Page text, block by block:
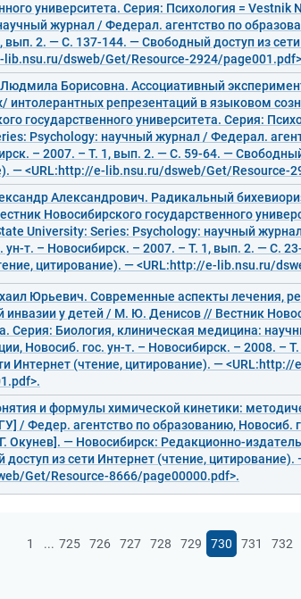
университета. Серия: Психология =
журнал / Федерал. агентство по
вып. 2. — С. 137-144. — Свободный доступ из
lib.nsu.ru/dsweb/Get/Resource-2924/
Борисовна. Ассоциативный
интолерантных репрезентаций в языковом
государственного университета. Серия:
Psychology: научный журнал / Федерал.
– 2007. – Т. 1, вып. 2. — С. 59-64. —
— <URL:http://e-lib.nsu.ru/dsweb/Get/Resource-
Александрович. Радикальный
Новосибирского государственного
University: Series: Psychology: научный
ун-т. – Новосибирск. – 2007. – Т. 1, вып. 2. — С.
цитирование). — <URL:http://e-lib.nsu.ru/
Юрьевич. Современные аспекты лечения,
инвазии у детей / М. Ю. Денисов // Вестник
Серия: Биология, клиническая медицина:
Новосиб. гос. ун-т. – Новосибирск. – 2008. –
Интернет (чтение, цитирование). —
и формулы химической кинетики:
/ Федер. агентство по образованию, Новосиб.
Окунев]. — Новосибирск: Редакционно-
из сети Интернет (чтение, цитирование).
Get/Resource-8666/page00000.pdf>.
1 ... 725 726 727 728 729 730 731 732